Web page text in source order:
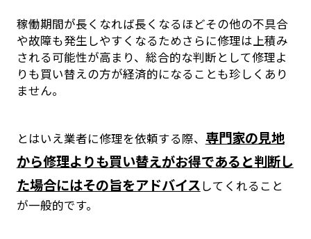
稼働期間が長くなれば長くなるほどその他の不具合
や故障も発生しやすくなるためさらに修理は上積み
される可能性が高まり、総合的な判断として修理よ
りも買い替えの方が経済的になることも珍しくあり
ません。
とはいえ業者に修理を依頼する際、 専門家の見地
から修理よりも買い替えがお得であると判断し
た場合にはその旨をアドバイス してくれること
が一般的です。